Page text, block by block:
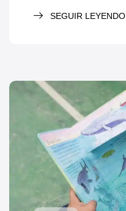
SEGUIR LEYENDO